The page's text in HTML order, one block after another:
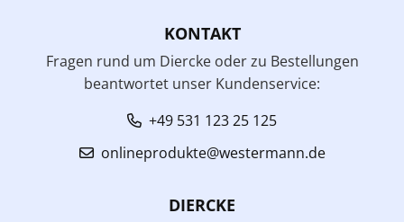
KONTAKT
Fragen rund um Diercke oder zu Bestellungen
beantwortet unser Kundenservice:
+49 531 123 25 125
onlineprodukte@westermann.de
DIERCKE